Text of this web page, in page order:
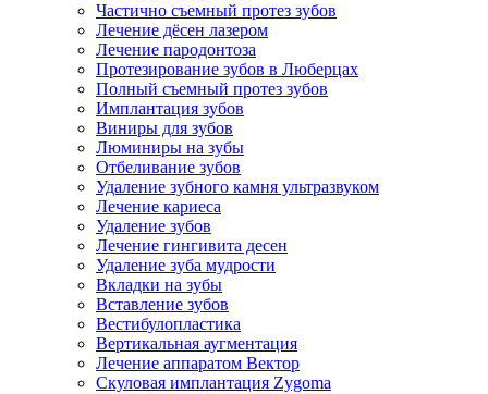
Частично съемный протез зубов
Лечение дёсен лазером
Лечение пародонтоза
Протезирование зубов в Люберцах
Полный съемный протез зубов
Имплантация зубов
Виниры для зубов
Люминиры на зубы
Отбеливание зубов
Удаление зубного камня ультразвуком
Лечение кариеса
Удаление зубов
Лечение гингивита десен
Удаление зуба мудрости
Вкладки на зубы
Вставление зубов
Вестибулопластика
Вертикальная аугментация
Лечение аппаратом Вектор
Скуловая имплантация Zygoma